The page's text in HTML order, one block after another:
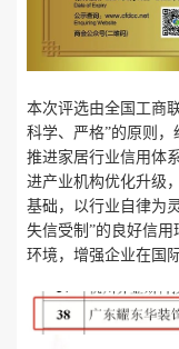
本次评选由全国工商
科学、严格”的原则
推进家居行业信用体
进产业机构优化升级
基础，以行业自律为
失信受制”的良好信
环境，增强企业在国